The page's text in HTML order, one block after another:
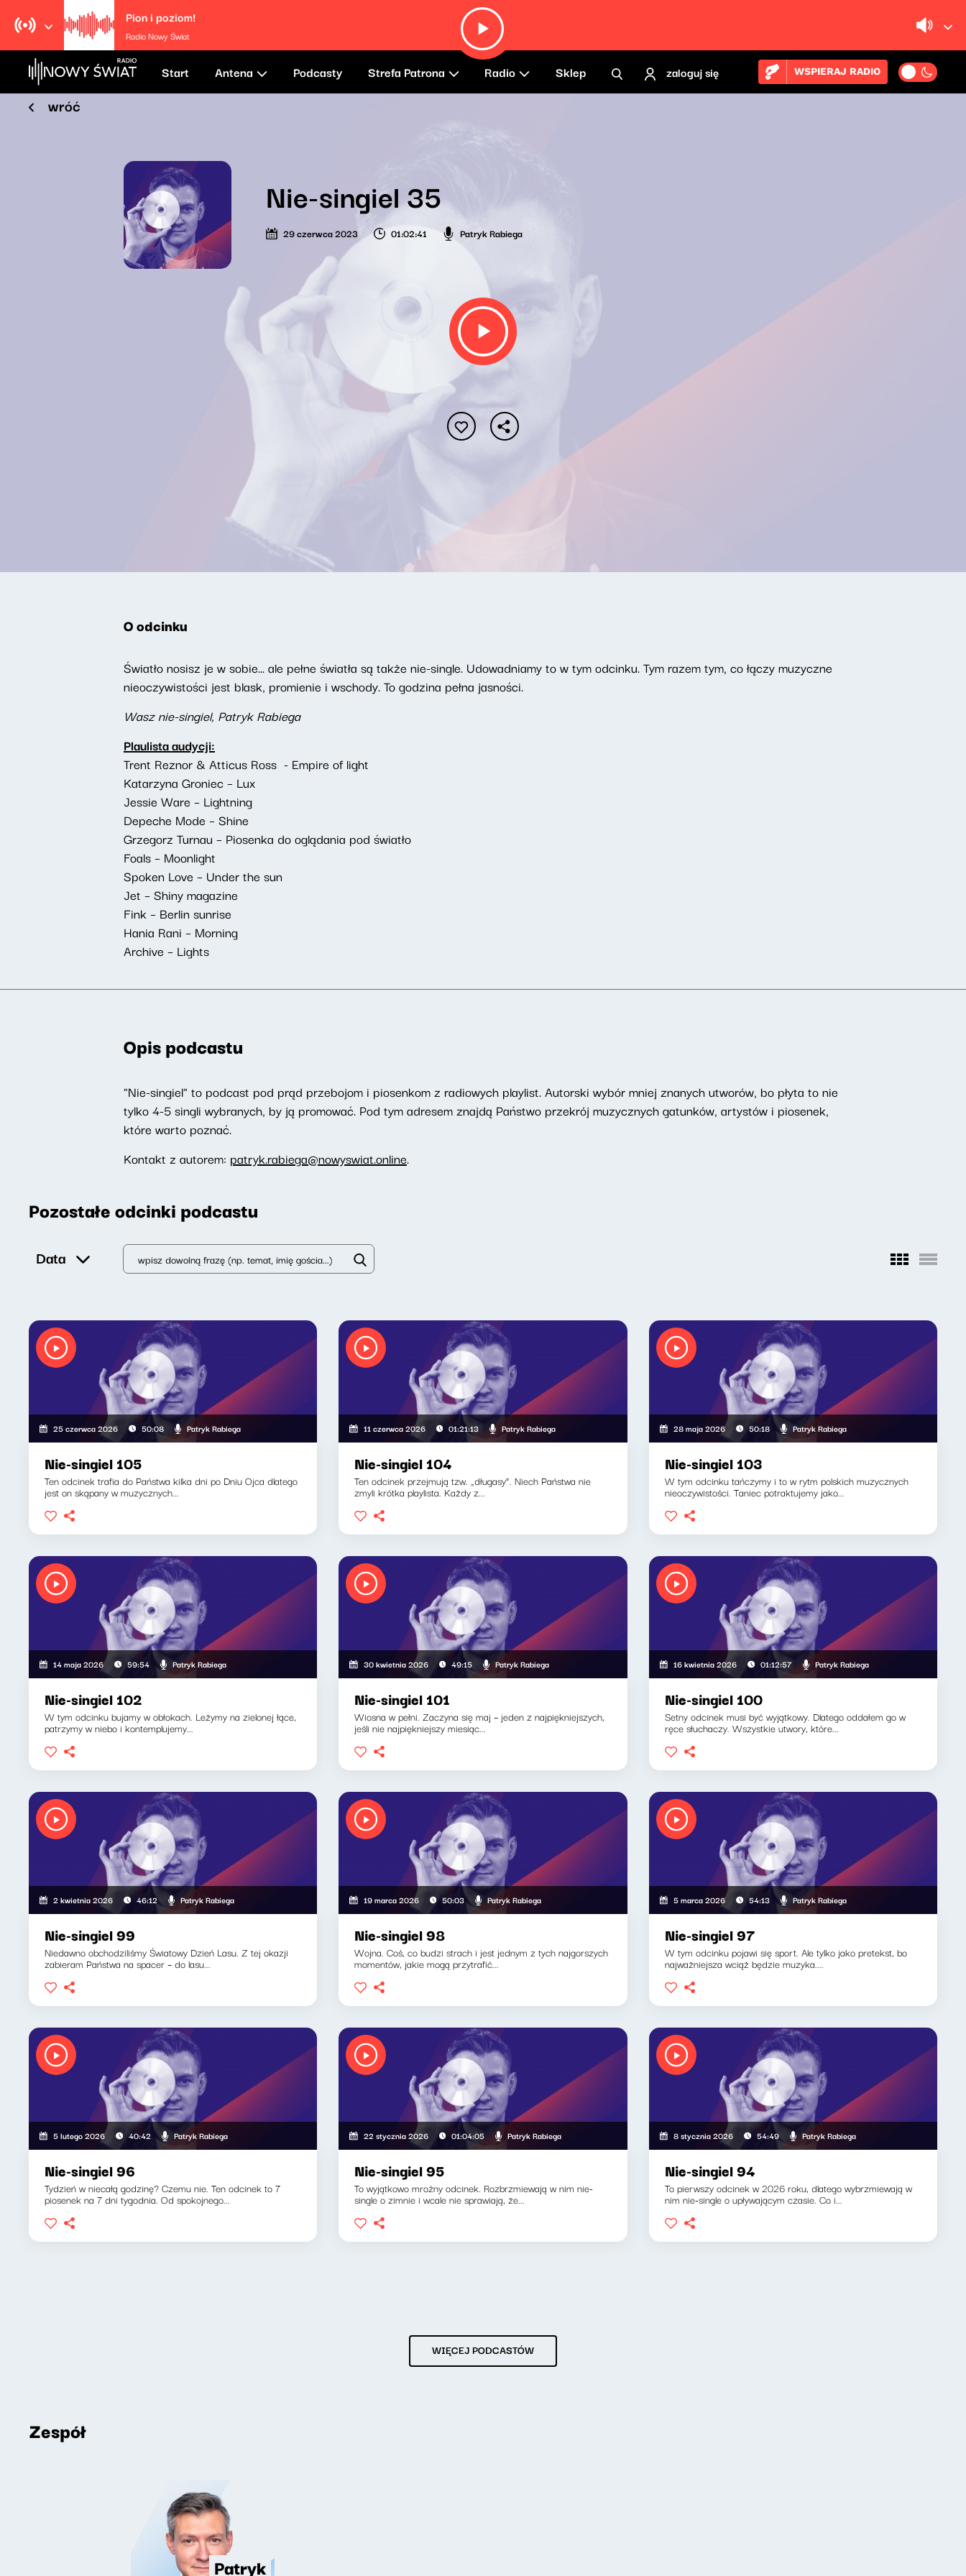
Pion i poziom!
Radio Nowy Świat
Start Antena Podcasty Strefa Patrona Radio Sklep zaloguj się WSPIERAJ RADIO
wróć
Nie-singiel 35
29 czerwca 2023 01:02:41 Patryk Rabiega
O odcinku
Światło nosisz je w sobie... ale pełne światła są także nie-single. Udowadniamy to w tym odcinku. Tym razem tym, co łączy muzyczne
nieoczywistości jest blask, promienie i wschody. To godzina pełna jasności.
Wasz nie-singiel, Patryk Rabiega
Plaulista audycji:
Trent Reznor & Atticus Ross - Empire of light
Katarzyna Groniec – Lux
Jessie Ware – Lightning
Depeche Mode – Shine
Grzegorz Turnau – Piosenka do oglądania pod światło
Foals – Moonlight
Spoken Love – Under the sun
Jet – Shiny magazine
Fink – Berlin sunrise
Hania Rani – Morning
Archive – Lights
Opis podcastu
"Nie-singiel" to podcast pod prąd przebojom i piosenkom z radiowych playlist. Autorski wybór mniej znanych utworów, bo płyta to nie
tylko 4-5 singli wybranych, by ją promować. Pod tym adresem znajdą Państwo przekrój muzycznych gatunków, artystów i piosenek,
które warto poznać.
Kontakt z autorem: patryk.rabiega@nowyswiat.online.
Pozostałe odcinki podcastu
Data
25 czerwca 2026 50:08 Patryk Rabiega
Nie-singiel 105
Ten odcinek trafia do Państwa kilka dni po Dniu Ojca dlatego
jest on skąpany w muzycznych...
11 czerwca 2026 01:21:13 Patryk Rabiega
Nie-singiel 104
Ten odcinek przejmują tzw. „długasy”. Niech Państwa nie
zmyli krótka playlista. Każdy z...
28 maja 2026 50:18 Patryk Rabiega
Nie-singiel 103
W tym odcinku tańczymy i to w rytm polskich muzycznych
nieoczywistości. Taniec potraktujemy jako...
14 maja 2026 59:54 Patryk Rabiega
Nie-singiel 102
W tym odcinku bujamy w obłokach. Leżymy na zielonej łące,
patrzymy w niebo i kontemplujemy...
30 kwietnia 2026 49:15 Patryk Rabiega
Nie-singiel 101
Wiosna w pełni. Zaczyna się maj – jeden z najpiękniejszych,
jeśli nie najpiękniejszy miesiąc...
16 kwietnia 2026 01:12:57 Patryk Rabiega
Nie-singiel 100
Setny odcinek musi być wyjątkowy. Dlatego oddałem go w
ręce słuchaczy. Wszystkie utwory, które...
2 kwietnia 2026 46:12 Patryk Rabiega
Nie-singiel 99
Niedawno obchodziliśmy Światowy Dzień Lasu. Z tej okazji
zabieram Państwa na spacer – do lasu...
19 marca 2026 50:03 Patryk Rabiega
Nie-singiel 98
Wojna. Coś, co budzi strach i jest jednym z tych najgorszych
momentów, jakie mogą przytrafić...
5 marca 2026 54:13 Patryk Rabiega
Nie-singiel 97
W tym odcinku pojawi się sport. Ale tylko jako pretekst, bo
najważniejsza wciąż będzie muzyka....
5 lutego 2026 40:42 Patryk Rabiega
Nie-singiel 96
Tydzień w niecałą godzinę? Czemu nie. Ten odcinek to 7
piosenek na 7 dni tygodnia. Od spokojnego...
22 stycznia 2026 01:04:05 Patryk Rabiega
Nie-singiel 95
To wyjątkowo mroźny odcinek. Rozbrzmiewają w nim nie-
single o zimnie i wcale nie sprawiają, że...
8 stycznia 2026 54:49 Patryk Rabiega
Nie-singiel 94
To pierwszy odcinek w 2026 roku, dlatego wybrzmiewają w
nim nie-single o upływającym czasie. Co i...
WIĘCEJ PODCASTÓW
Zespół
Patryk